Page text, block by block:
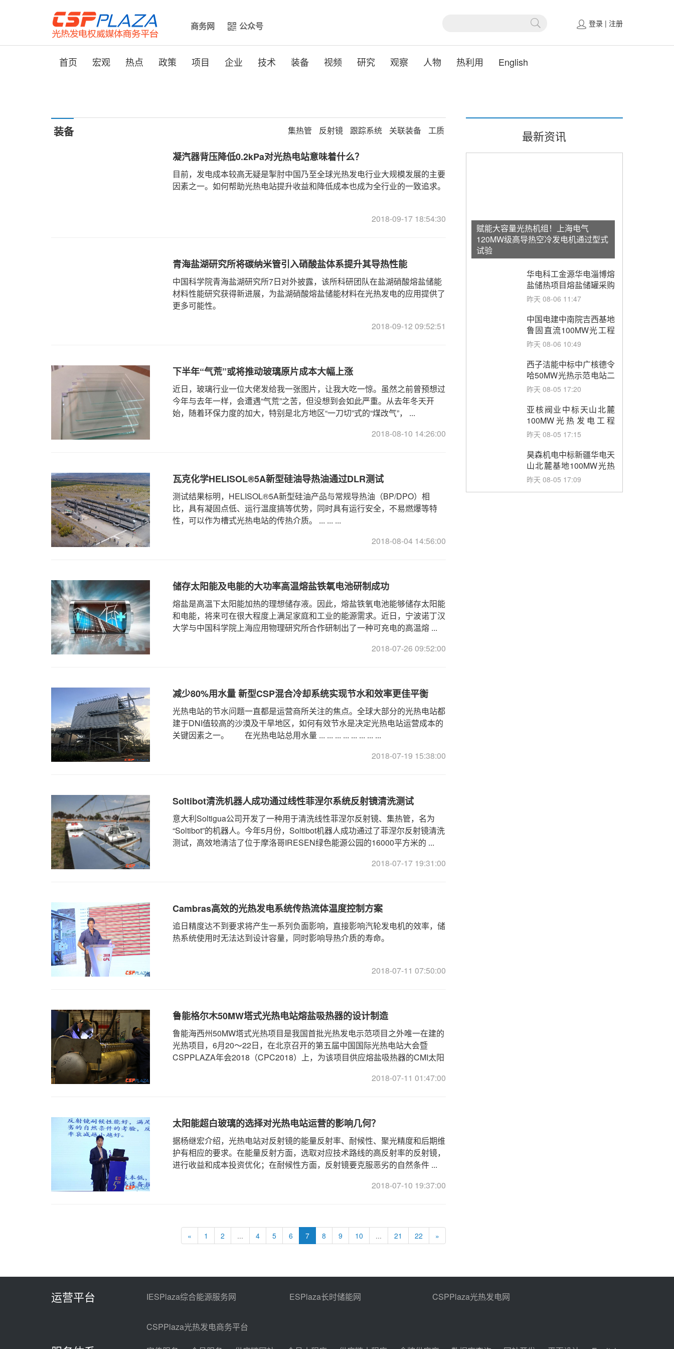
商务网 公众号 登录 | 注册
首页 宏观 热点 政策 项目 企业 技术 装备 视频 研究 观察 人物 热利用 English
装备 集热管 反射镜 跟踪系统 关联装备 工质
凝汽器背压降低0.2kPa对光热电站意味着什么？
目前，发电成本较高无疑是掣肘中国乃至全球光热发电行业大规模发展的主要
因素之一。如何帮助光热电站提升收益和降低成本也成为全行业的一致追求。
2018-09-17 18:54:30
青海盐湖研究所将碳纳米管引入硝酸盐体系提升其导热性能
​中国科学院青海盐湖研究所7日对外披露，该所科研团队在盐湖硝酸熔盐储能
材料性能研究获得新进展，为盐湖硝酸熔盐储能材料在光热发电的应用提供了
更多可能性。
2018-09-12 09:52:51
下半年“气荒”或将推动玻璃原片成本大幅上涨
近日，玻璃行业一位大佬发给我一张图片，让我大吃一惊。虽然之前曾预想过
今年与去年一样，会遭遇“气荒”之苦，但没想到会如此严重。从去年冬天开
始，随着环保力度的加大，特别是北方地区“一刀切”式的“煤改气”， ...
2018-08-10 14:26:00
瓦克化学HELISOL®5A新型硅油导热油通过DLR测试
测试结果标明，HELISOL®5A新型硅油产品与常规导热油（BP/DPO）相
比，具有凝固点低、运行温度搞等优势，同时具有运行安全，不易燃爆等特
性，可以作为槽式光热电站的传热介质。 ... ... ...
2018-08-04 14:56:00
储存太阳能及电能的大功率高温熔盐铁氧电池研制成功
熔盐是高温下太阳能加热的理想储存液。因此，熔盐铁氧电池能够储存太阳能
和电能，将来可在很大程度上满足家庭和工业的能源需求。近日，宁波诺丁汉
大学与中国科学院上海应用物理研究所合作研制出了一种可充电的高温熔 ...
2018-07-26 09:52:00
减少80%用水量 新型CSP混合冷却系统实现节水和效率更佳平衡
光热电站的节水问题一直都是运营商所关注的焦点。全球大部分的光热电站都
建于DNI值较高的沙漠及干旱地区，如何有效节水是决定光热电站运营成本的
关键因素之一。 在光热电站总用水量 ... ... ... ... ... ... ... ...
2018-07-19 15:38:00
Soltibot清洗机器人成功通过线性菲涅尔系统反射镜清洗测试
意大利Soltigua公司开发了一种用于清洗线性菲涅尔反射镜、集热管，名为
“Soltibot”的机器人。今年5月份，Soltibot机器人成功通过了菲涅尔反射镜清洗
测试，高效地清洁了位于摩洛哥IRESEN绿色能源公园的16000平方米的 ...
2018-07-17 19:31:00
Cambras高效的光热发电系统传热流体温度控制方案
追日精度达不到要求将产生一系列负面影响，直接影响汽轮发电机的效率，储
热系统使用时无法达到设计容量，同时影响导热介质的寿命。
2018-07-11 07:50:00
鲁能格尔木50MW塔式光热电站熔盐吸热器的设计制造
鲁能海西州50MW塔式光热项目是我国首批光热发电示范项目之外唯一在建的
光热项目，6月20～22日，在北京召开的第五届中国国际光热电站大会暨
CSPPLAZA年会2018（CPC2018）上，为该项目供应熔盐吸热器的CMI太阳
2018-07-11 01:47:00
太阳能超白玻璃的选择对光热电站运营的影响几何？
据杨继宏介绍，光热电站对反射镜的能量反射率、耐候性、聚光精度和后期维
护有相应的要求。在能量反射方面，选取对应技术路线的高反射率的反射镜，
进行收益和成本投资优化；在耐候性方面，反射镜要克服恶劣的自然条件 ...
2018-07-10 19:37:00
« 1 2 ... 4 5 6 7 8 9 10 ... 21 22 »
最新资讯
赋能大容量光热机组！上海电气
120MW级高导热空冷发电机通过型式
试验
华电科工金源华电淄博熔
盐储热项目熔盐储罐采购
昨天 08-06 11:47
中国电建中南院吉西基地
鲁固直流100MW光工程
性能试验采购
昨天 08-06 10:49
西子洁能中标中广核德令
哈50MW光热示范电站二
列蒸汽发生器设备采购
昨天 08-05 17:20
亚核阀业中标天山北麓
100MW光热发电工程
EPC总承包项目熔盐截
购
昨天 08-05 17:15
昊森机电中标新疆华电天
山北麓基地100MW光热
发电工程EPC总承包项
昨天 08-05 17:09
运营平台 IESPlaza综合能源服务网 ESPlaza长时储能网 CSPPlaza光热发电网
CSPPlaza光热发电商务平台